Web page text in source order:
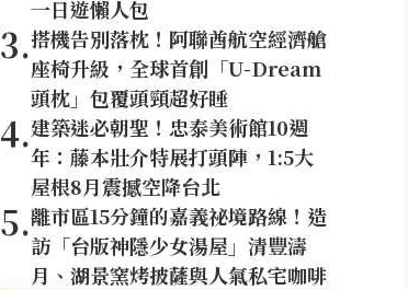
一日遊懶人包
3.搭機告別落枕！阿聯酋航空經濟艙
座椅升級，全球首創「U-Dream
頭枕」包覆頭頸超好睡
4.建築迷必朝聖！忠泰美術館10週
年：藤本壯介特展打頭陣，1:5大
屋根8月震撼空降台北
5.離市區15分鐘的嘉義祕境路線！造
訪「台版神隱少女湯屋」清豐濤
月、湖景窯烤披薩與人氣私宅咖啡